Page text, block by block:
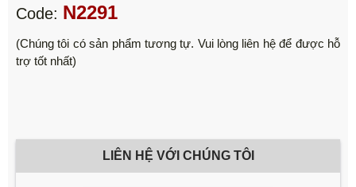
Code: N2291
(Chúng tôi có sản phẩm tương tự. Vui lòng liên hệ để được hỗ
trợ tốt nhất)
LIÊN HỆ VỚI CHÚNG TÔI